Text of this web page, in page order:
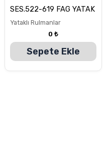
5
üzerinden
oy aldı
SES.522-619 FAG YATAK
Yataklı Rulmanlar
0 ₺
Sepete Ekle